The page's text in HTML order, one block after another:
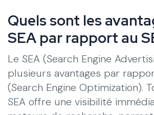
Quels sont les
SEA par rapport au
Le SEA (Search Engine
plusieurs avantages par
(Search Engine Optimization).
SEA offre une visibilité